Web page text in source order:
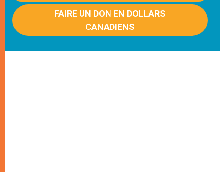
FAIRE UN DON EN DOLLARS
CANADIENS